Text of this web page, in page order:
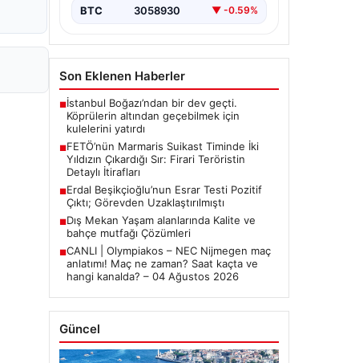
bırakmıyor. Bu girişimin…
BTC 3058930 ▼ -0.59%
Son Eklenen Haberler
■İstanbul Boğazı’ndan bir dev geçti.
Köprülerin altından geçebilmek için
kulelerini yatırdı
■FETÖ’nün Marmaris Suikast Timinde İki
Yıldızın Çıkardığı Sır: Firari Teröristin
Detaylı İtirafları
■Erdal Beşikçioğlu’nun Esrar Testi Pozitif
Çıktı; Görevden Uzaklaştırılmıştı
■Dış Mekan Yaşam alanlarında Kalite ve
bahçe mutfağı Çözümleri
■CANLI | Olympiakos – NEC Nijmegen maç
anlatımı! Maç ne zaman? Saat kaçta ve
hangi kanalda? – 04 Ağustos 2026
Güncel